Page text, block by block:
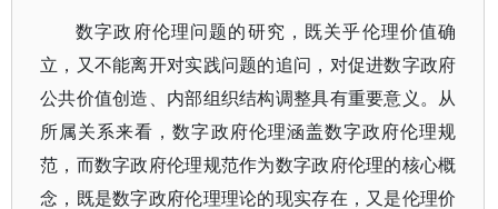
数字政府伦理问题的研究，既关乎伦理价值确
立，又不能离开对实践问题的追问，对促进数字政府
公共价值创造、内部组织结构调整具有重要意义。从
所属关系来看，数字政府伦理涵盖数字政府伦理规
范，而数字政府伦理规范作为数字政府伦理的核心概
念，既是数字政府伦理理论的现实存在，又是伦理价